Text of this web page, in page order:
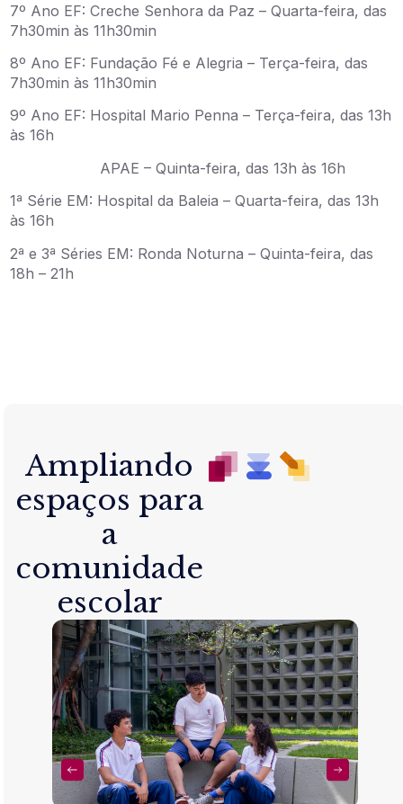
7º Ano EF: Creche Senhora da Paz – Quarta-feira, das
7h30min às 11h30min
8º Ano EF: Fundação Fé e Alegria – Terça-feira, das
7h30min às 11h30min
9º Ano EF: Hospital Mario Penna – Terça-feira, das 13h
às 16h
APAE – Quinta-feira, das 13h às 16h
1ª Série EM: Hospital da Baleia – Quarta-feira, das 13h
às 16h
2ª e 3ª Séries EM: Ronda Noturna – Quinta-feira, das
18h – 21h
Ampliando
espaços para
a
comunidade
escolar